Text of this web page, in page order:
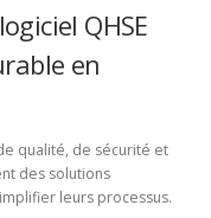
QHSE
en
qualité, de sécurité et
des solutions
leurs processus.